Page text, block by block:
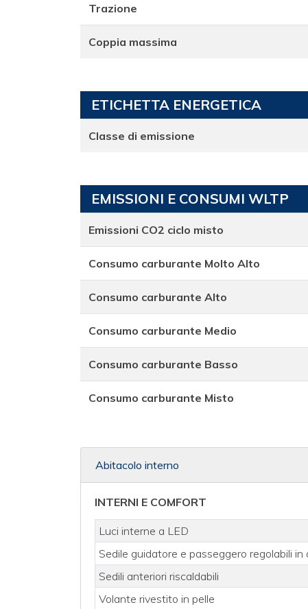
Trazione
Coppia massima
ETICHETTA ENERGETICA
Classe di emissione
EMISSIONI E CONSUMI WLTP
Emissioni CO2 ciclo misto
Consumo carburante Molto Alto
Consumo carburante Alto
Consumo carburante Medio
Consumo carburante Basso
Consumo carburante Misto
Abitacolo interno
INTERNI E COMFORT
Luci interne a LED
Sedile guidatore e passeggero regolabili
Sedili anteriori riscaldabili
Volante rivestito in pelle